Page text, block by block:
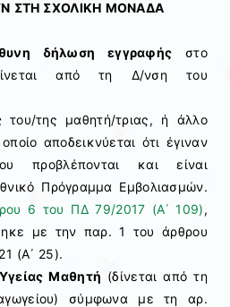
ΣΤΗ ΣΧΟΛΙΚΗ ΜΟΝΑΔΑ
δήλωση εγγραφής στο
από τη Δ/νση του
του/της μαθητή/τριας, ή άλλο
αποδεικνύεται ότι έγιναν
προβλέπονται και είναι
Πρόγραμμα Εμβολιασμών.
6 του ΠΔ 79/2017 (Α΄ 109),
με την παρ. 1 του άρθρου
(Α΄ 25).
Μαθητή (δίνεται από τη
σύμφωνα με τη αρ.